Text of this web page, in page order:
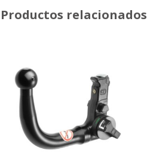
Productos relacionados